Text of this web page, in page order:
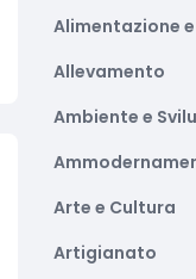
Alimentazione
Allevamento
Ambiente e
Arte e Cultura
Artigianato